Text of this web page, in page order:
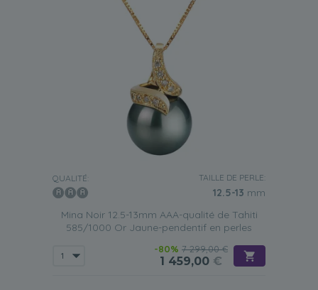
QUALITÉ: TAILLE DE PERLE:
12.5-13 mm
Mina Noir 12.5-13mm AAA-qualité de Tahiti
585/1000 Or Jaune-pendentif en perles
-80% 7 299,00 €
1 459,00 €